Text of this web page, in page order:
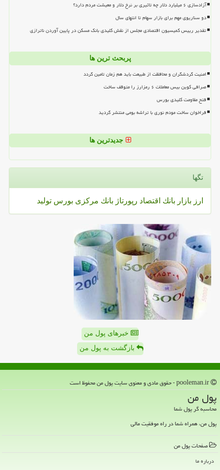
آزادسازی ۶ میلیارد دلار چه تاثیری بر نرخ دلار و معیشت مردم دارد؟
دو سناریوی مهم برای بازار سهام تا انتهای سال
تقدیر رییس کمیسیون اقتصادی مجلس از نقش کلیدی بانک مسکن در پایین آوردن ناترازی
پربحث ترین ها
امنیت گردشگران و محافظت از طبیعت باید هم زمان تامین گردد
صرافی کوین بیس معاملات ۶ رمزارز را متوقف ساخت
فتح مقاومت کلیدی بورس
فراخوان ساخت مودم نوری با تراشه بومی منتشر گردید
جدیدترین ها
تگها
ارز بازار بانك اقتصاد رپورتاژ بانك مركزی بورس تولید
خبرهای پول من
بازگشت به پول من
پول من
محاسبه گر پول شما
پول من، همراه شما در راه موفقیت مالی
صفحات پول من
درباره ما